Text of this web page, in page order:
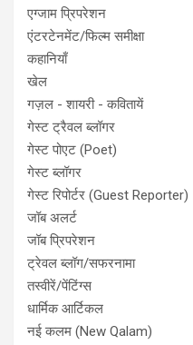
एग्जाम प्रिपरेशन
एंटरटेनमेंट/फिल्म समीक्षा
कहानियाँ
खेल
गज़ल - शायरी - कवितायें
गेस्ट ट्रैवल ब्लॉगर
गेस्ट पोएट (Poet)
गेस्ट ब्लॉगर
गेस्ट रिपोर्टर (Guest Reporter)
जॉब अलर्ट
जॉब प्रिपरेशन
ट्रेवल ब्लॉग/सफरनामा
तस्वीरें/पेंटिंग्स
धार्मिक आर्टिकल
नई कलम (New Qalam)